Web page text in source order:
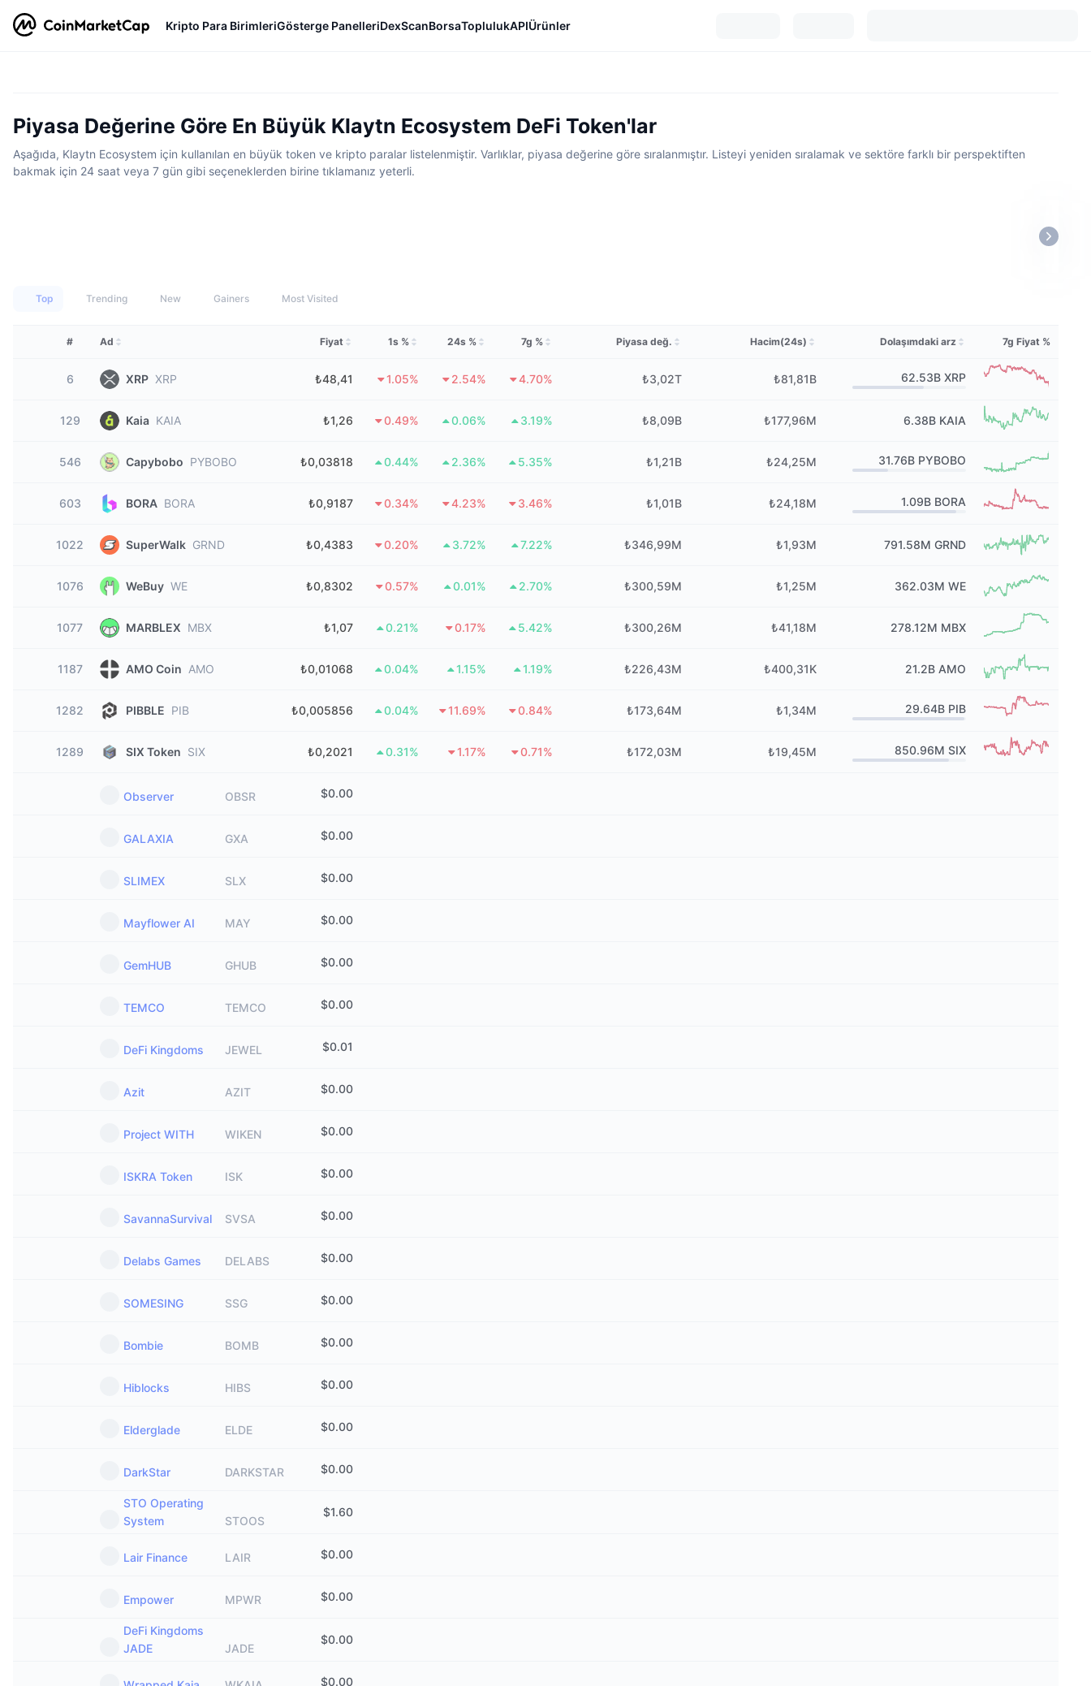
Kripto Para BirimleriGösterge PanelleriDexScanBorsaToplulukAPIÜrünler
Piyasa Değerine Göre En Büyük Klaytn Ecosystem DeFi Token'lar
Aşağıda, Klaytn Ecosystem için kullanılan en büyük token ve kripto paralar listelenmiştir. Varlıklar, piyasa değerine göre sıralanmıştır. Listeyi yeniden sıralamak ve sektöre farklı bir perspektiften
bakmak için 24 saat veya 7 gün gibi seçeneklerden birine tıklamanız yeterli.
Top Trending New Gainers Most Visited
# Ad Fiyat 1s % 24s % 7g % Piyasa değ. Hacim(24s) Dolaşımdaki arz 7g Fiyat %
6 XRP XRP ₺48,41 1.05% 2.54% 4.70% ₺3,02T ₺81,81B 62.53B XRP
129 Kaia KAIA ₺1,26 0.49% 0.06% 3.19% ₺8,09B ₺177,96M 6.38B KAIA
546 Capybobo PYBOBO ₺0,03818 0.44% 2.36% 5.35% ₺1,21B ₺24,25M 31.76B PYBOBO
603 BORA BORA ₺0,9187 0.34% 4.23% 3.46% ₺1,01B ₺24,18M 1.09B BORA
1022 SuperWalk GRND ₺0,4383 0.20% 3.72% 7.22% ₺346,99M ₺1,93M 791.58M GRND
1076 WeBuy WE ₺0,8302 0.57% 0.01% 2.70% ₺300,59M ₺1,25M 362.03M WE
1077 MARBLEX MBX ₺1,07 0.21% 0.17% 5.42% ₺300,26M ₺41,18M 278.12M MBX
1187 AMO Coin AMO ₺0,01068 0.04% 1.15% 1.19% ₺226,43M ₺400,31K 21.2B AMO
1282 PIBBLE PIB ₺0,005856 0.04% 11.69% 0.84% ₺173,64M ₺1,34M 29.64B PIB
1289 SIX Token SIX ₺0,2021 0.31% 1.17% 0.71% ₺172,03M ₺19,45M 850.96M SIX
Observer OBSR $0.00
GALAXIA GXA $0.00
SLIMEX SLX $0.00
Mayflower AI MAY $0.00
GemHUB GHUB $0.00
TEMCO TEMCO $0.00
DeFi Kingdoms JEWEL $0.01
Azit AZIT $0.00
Project WITH WIKEN $0.00
ISKRA Token ISK $0.00
SavannaSurvival SVSA $0.00
Delabs Games DELABS $0.00
SOMESING SSG $0.00
Bombie BOMB $0.00
Hiblocks HIBS $0.00
Elderglade ELDE $0.00
DarkStar DARKSTAR $0.00
STO Operating
System
STOOS
$1.60
Lair Finance LAIR $0.00
Empower MPWR $0.00
DeFi Kingdoms
JADE
JADE
$0.00
$0.00